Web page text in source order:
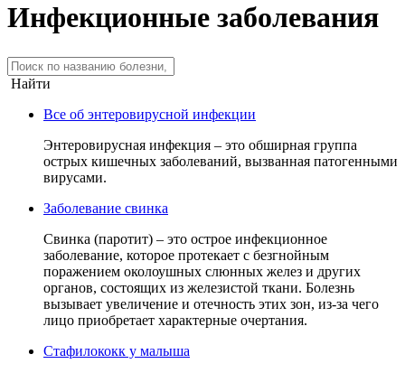
Инфекционные заболевания
Найти
Все об энтеровирусной инфекции
Энтеровирусная инфекция – это обширная группа
острых кишечных заболеваний, вызванная патогенными
вирусами.
Заболевание свинка
Свинка (паротит) – это острое инфекционное
заболевание, которое протекает с безгнойным
поражением околоушных слюнных желез и других
органов, состоящих из железистой ткани. Болезнь
вызывает увеличение и отечность этих зон, из-за чего
лицо приобретает характерные очертания.
Стафилококк у малыша